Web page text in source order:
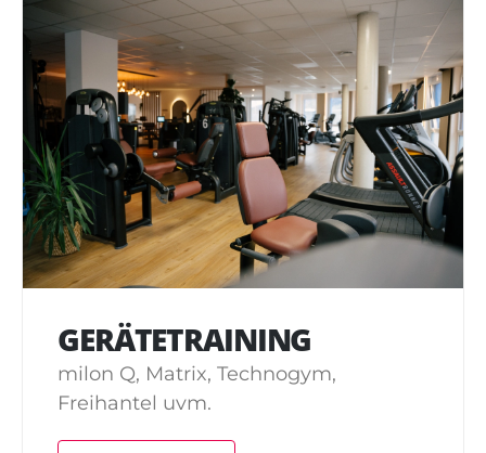
GERÄTETRAINING
milon Q, Matrix, Technogym,
Freihantel uvm.